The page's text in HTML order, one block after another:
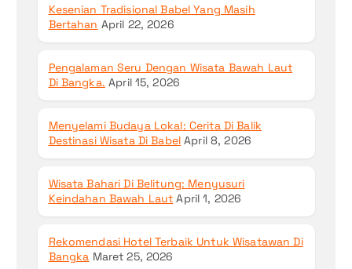
Kesenian Tradisional Babel Yang Masih
Bertahan April 22, 2026
Pengalaman Seru Dengan Wisata Bawah Laut
Di Bangka. April 15, 2026
Menyelami Budaya Lokal: Cerita Di Balik
Destinasi Wisata Di Babel April 8, 2026
Wisata Bahari Di Belitung: Menyusuri
Keindahan Bawah Laut April 1, 2026
Rekomendasi Hotel Terbaik Untuk Wisatawan Di
Bangka Maret 25, 2026